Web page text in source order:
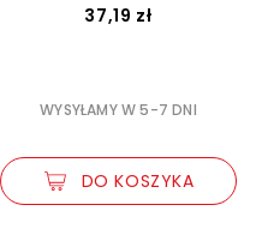
37,19 zł
WYSYŁAMY W 5-7 DNI
DO KOSZYKA